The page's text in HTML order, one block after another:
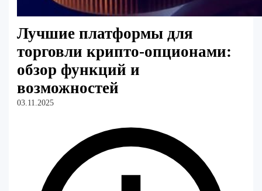
Лучшие платформы для
торговли крипто-опционами:
обзор функций и
возможностей
03.11.2025